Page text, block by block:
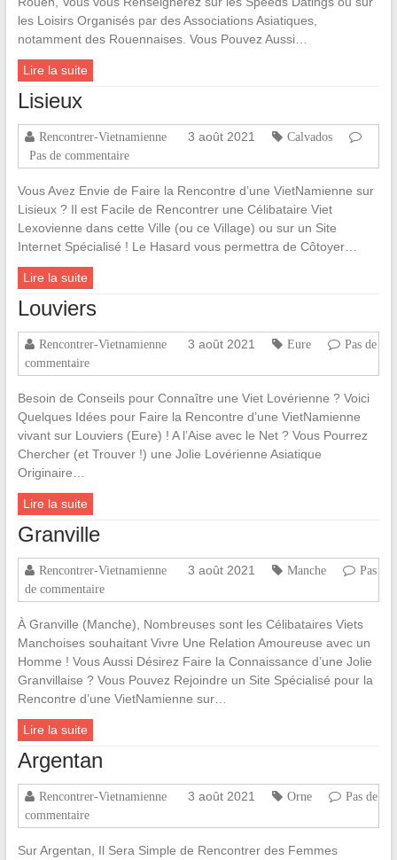
les Loisirs Organisés par des Associations Asiatiques,
notamment des Rouennaises. Vous Pouvez Aussi…
Lire la suite
Lisieux
Rencontrer-Vietnamienne 3 août 2021
Calvados
Pas de commentaire
Vous Avez Envie de Faire la Rencontre d’une VietNamienne sur
Lisieux ? Il est Facile de Rencontrer une Célibataire Viet
Lexovienne dans cette Ville (ou ce Village) ou sur un Site
Internet Spécialisé ! Le Hasard vous permettra de Côtoyer…
Lire la suite
Louviers
Rencontrer-Vietnamienne 3 août 2021 Eure
Pas de
commentaire
Besoin de Conseils pour Connaître une Viet Lovérienne ? Voici
Quelques Idées pour Faire la Rencontre d’une VietNamienne
vivant sur Louviers (Eure) ! A l’Aise avec le Net ? Vous Pourrez
Chercher (et Trouver !) une Jolie Lovérienne Asiatique
Originaire…
Lire la suite
Granville
Rencontrer-Vietnamienne 3 août 2021 Manche
Pas
de commentaire
À Granville (Manche), Nombreuses sont les Célibataires Viets
Manchoises souhaitant Vivre Une Relation Amoureuse avec un
Homme ! Vous Aussi Désirez Faire la Connaissance d’une Jolie
Granvillaise ? Vous Pouvez Rejoindre un Site Spécialisé pour la
Rencontre d’une VietNamienne sur…
Lire la suite
Argentan
Rencontrer-Vietnamienne 3 août 2021 Orne
Pas de
commentaire
Sur Argentan, Il Sera Simple de Rencontrer des Femmes